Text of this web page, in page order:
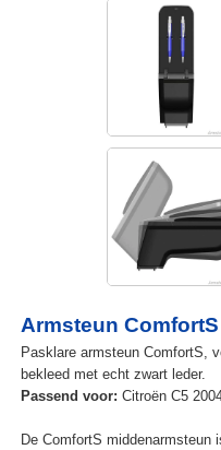
Armsteun
Pasklare armsteun ComfortS,
bekleed met echt zwart leder.
Passend voor: Citroën C5
De ComfortS middenarmsteun